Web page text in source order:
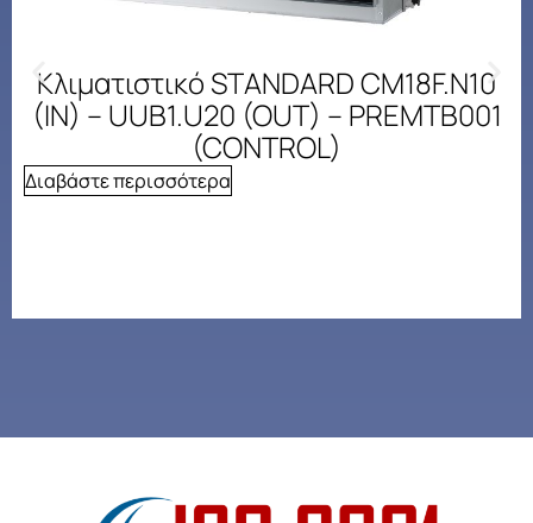
Κλιματιστικό STANDARD CM18F.N10
(IN) – UUB1.U20 (OUT) – PREMTB001
(CONTROL)
Διαβάστε περισσότερα